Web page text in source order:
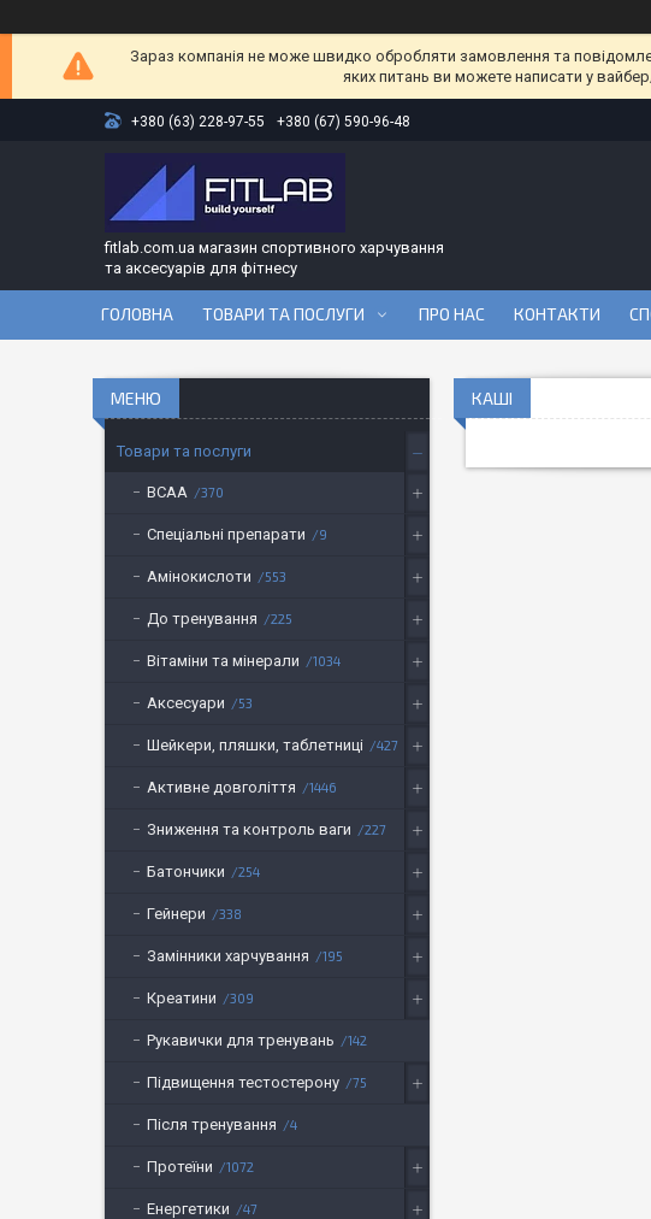
Зараз компанія не може швидко обробляти замовлення та
яких питань ви можете написати у
+380 (63) 228-97-55 +380 (67) 590-96-48
fitlab.com.ua магазин спортивного харчування
та аксесуарів для фітнесу
ГОЛОВНА ТОВАРИ ТА ПОСЛУГИ ПРО НАС КОНТАКТИ
КАШІ
Товари та послуги
BCAA 370
Спеціальні препарати 9
Амінокислоти 553
До тренування 225
Вітаміни та мінерали 1034
Аксесуари 53
Шейкери, пляшки, таблетниці 427
Активне довголіття 1446
Зниження та контроль ваги 227
Батончики 254
Гейнери 338
Замінники харчування 195
Креатини 309
Рукавички для тренувань 142
Підвищення тестостерону 75
Після тренування 4
Протеїни 1072
Енергетики 47